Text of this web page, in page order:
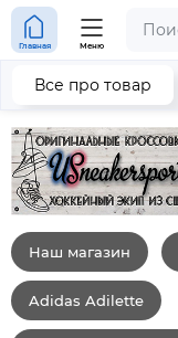
Главная Меню
Наш магазин
Adidas Adilette
Все про товар